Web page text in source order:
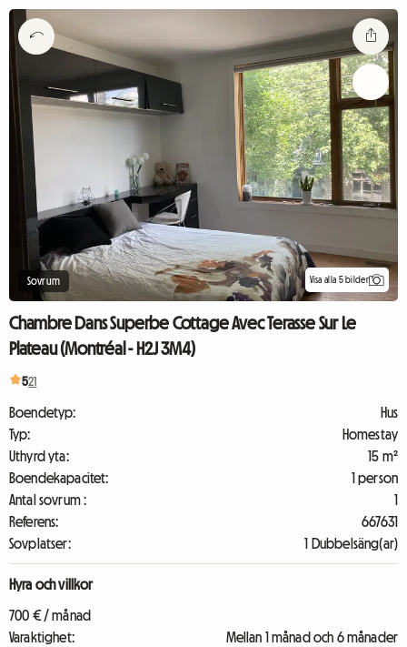
Sovrum Visa alla 5 bilder
Chambre Dans Superbe Cottage Avec Terasse Sur Le
Plateau (Montréal - H2J 3M4)
521
Boendetyp:
Hus
Typ:
Homestay
Uthyrd yta:
15 m²
Boendekapacitet:
1 person
Antal sovrum :
1
Referens:
667631
Sovplatser:
1 Dubbelsäng(ar)
Hyra och villkor
700 € / månad
Varaktighet:
Mellan 1 månad och 6 månader